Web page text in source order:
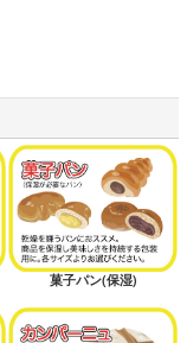
菓子パン(保湿)